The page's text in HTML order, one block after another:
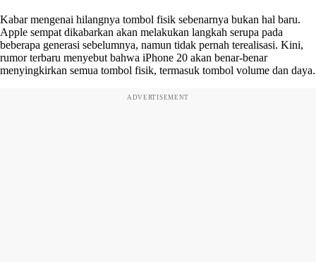
Kabar mengenai hilangnya tombol fisik sebenarnya bukan hal baru.
Apple sempat dikabarkan akan melakukan langkah serupa pada
beberapa generasi sebelumnya, namun tidak pernah terealisasi. Kini,
rumor terbaru menyebut bahwa iPhone 20 akan benar-benar
menyingkirkan semua tombol fisik, termasuk tombol volume dan daya.
ADVERTISEMENT